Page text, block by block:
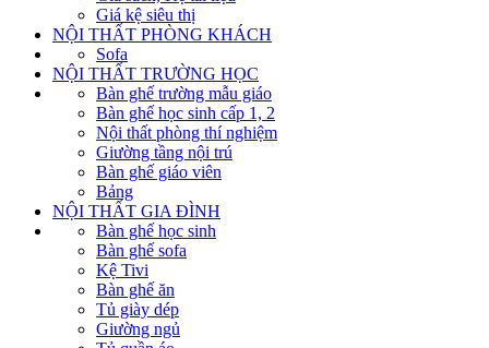
Giá kệ siêu thị
NỘI THẤT PHÒNG KHÁCH
Sofa
NỘI THẤT TRƯỜNG HỌC
Bàn ghế trường mẫu giáo
Bàn ghế học sinh cấp 1, 2
Nội thất phòng thí nghiệm
Giường tầng nội trú
Bàn ghế giáo viên
Bảng
NỘI THẤT GIA ĐÌNH
Bàn ghế học sinh
Bàn ghế sofa
Kệ Tivi
Bàn ghế ăn
Tủ giày dép
Giường ngủ